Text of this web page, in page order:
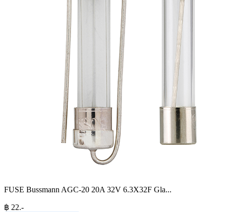
FUSE Bussmann AGC-20 20A 32V 6.3X32F Gla...
฿ 22.-